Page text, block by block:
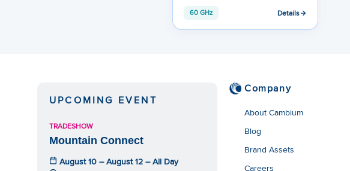
60 GHz Details
UPCOMING EVENT
TRADESHOW
Mountain Connect
August 10 – August 12 – All Day
Company
About Cambium
Blog
Brand Assets
Careers